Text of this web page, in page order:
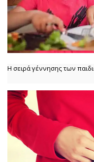
Η σειρά γέννησης των